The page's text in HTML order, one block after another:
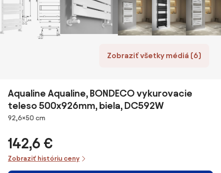
Zobraziť všetky médiá (6)
Aqualine Aqualine, BONDECO vykurovacie
teleso 500x926mm, biela, DC592W
Rozmery
92,6×50 cm
142,6 €
Zobraziť históriu ceny